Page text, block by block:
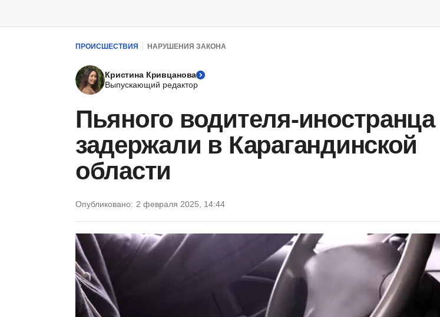
ПРОИСШЕСТВИЯ НАРУШЕНИЯ ЗАКОНА
Кристина Кривцанова
Выпускающий редактор
Пьяного водителя-иностранца
задержали в Карагандинской
области
Опубликовано: 2 февраля 2025, 14:44